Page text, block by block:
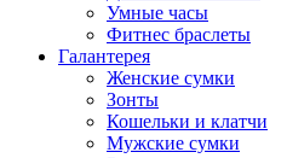
Умные часы
Фитнес браслеты
Галантерея
Женские сумки
Зонты
Кошельки и клатчи
Мужские сумки